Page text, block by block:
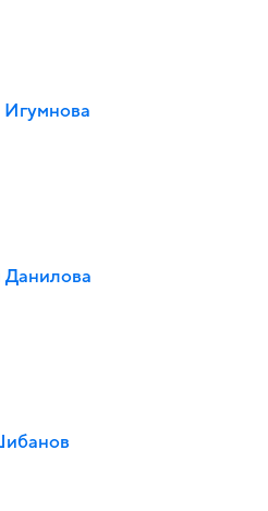
Игумнова
Данилова